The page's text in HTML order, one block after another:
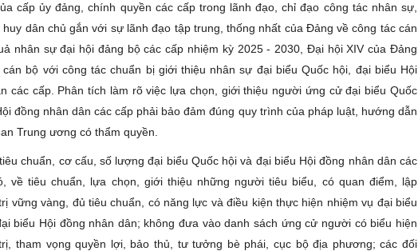
cấp ủy đảng, chính quyền các cấp trong lãnh đạo, chỉ đạo công tác nhân sự,
huy dân chủ gắn với sự lãnh đạo tập trung, thống nhất của Đảng về công tác cán
nhân sự đại hội đảng bộ các cấp nhiệm kỳ 2025 - 2030, Đại hội XIV của Đảng
cán bộ với công tác chuẩn bị giới thiệu nhân sự đại biểu Quốc hội, đại biểu Hội
các cấp. Phân tích làm rõ việc lựa chọn, giới thiệu người ứng cử đại biểu Quốc
đồng nhân dân các cấp phải bảo đảm đúng quy trình của pháp luật, hướng dẫn
Trung ương có thẩm quyền.
chuẩn, cơ cấu, số lượng đại biểu Quốc hội và đại biểu Hội đồng nhân dân các
về tiêu chuẩn, lựa chọn, giới thiệu những người tiêu biểu, có quan điểm, lập
vững vàng, đủ tiêu chuẩn, có năng lực và điều kiện thực hiện nhiệm vụ đại biểu
biểu Hội đồng nhân dân; không đưa vào danh sách ứng cử người có biểu hiện
tham vọng quyền lợi, bảo thủ, tư tưởng bè phái, cục bộ địa phương; các đối